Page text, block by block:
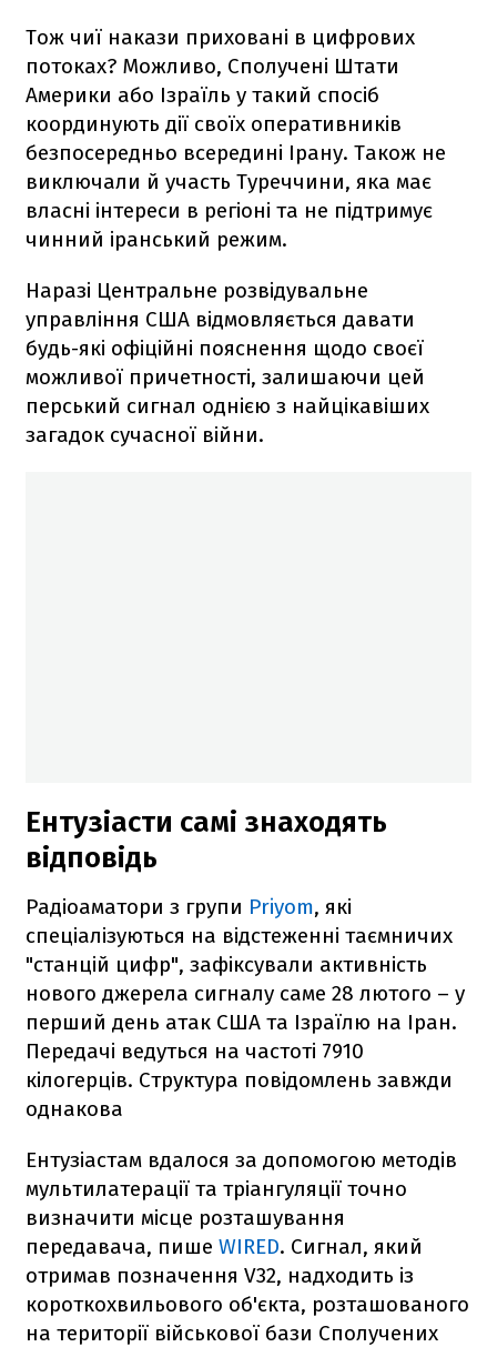
Тож чиї накази приховані в цифрових
потоках? Можливо, Сполучені Штати
Америки або Ізраїль у такий спосіб
координують дії своїх оперативників
безпосередньо всередині Ірану. Також не
виключали й участь Туреччини, яка має
власні інтереси в регіоні та не підтримує
чинний іранський режим.
Наразі Центральне розвідувальне
управління США відмовляється давати
будь-які офіційні пояснення щодо своєї
можливої причетності, залишаючи цей
перський сигнал однією з найцікавіших
загадок сучасної війни.
Ентузіасти самі знаходять
відповідь
Радіоаматори з групи Priyom, які
спеціалізуються на відстеженні таємничих
"станцій цифр", зафіксували активність
нового джерела сигналу саме 28 лютого – у
перший день атак США та Ізраїлю на Іран.
Передачі ведуться на частоті 7910
кілогерців. Структура повідомлень завжди
однакова
Ентузіастам вдалося за допомогою методів
мультилатерації та тріангуляції точно
визначити місце розташування
передавача, пише WIRED. Сигнал, який
отримав позначення V32, надходить із
короткохвильового об'єкта, розташованого
на території військової бази Сполучених